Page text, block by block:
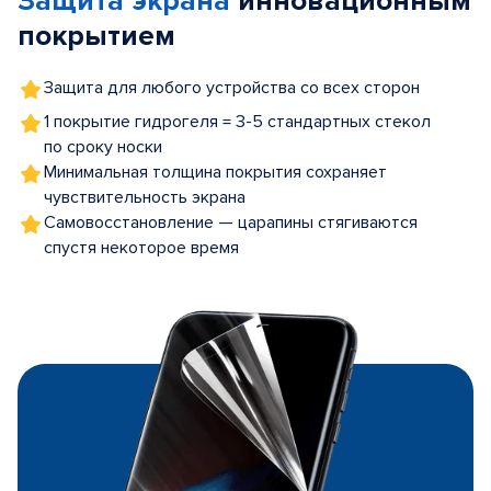
покрытием
Защита для любого устройства со всех сторон
1 покрытие гидрогеля = 3-5 стандартных стекол
по сроку носки
Минимальная толщина покрытия сохраняет
чувствительность экрана
Самовосстановление — царапины стягиваются
спустя некоторое время